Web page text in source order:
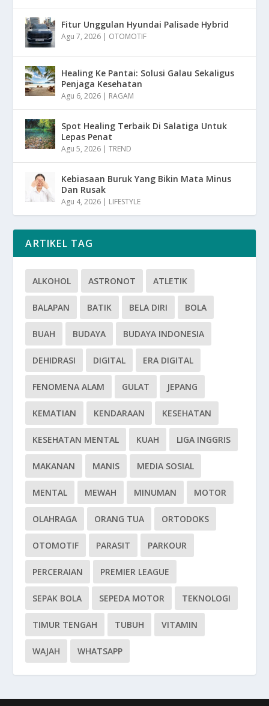
Fitur Unggulan Hyundai Palisade Hybrid
Agu 7, 2026 | OTOMOTIF
Healing Ke Pantai: Solusi Galau Sekaligus
Penjaga Kesehatan
Agu 6, 2026 | RAGAM
Spot Healing Terbaik Di Salatiga Untuk
Lepas Penat
Agu 5, 2026 |TREND
Kebiasaan Buruk Yang Bikin Mata Minus
Dan Rusak
Agu 4, 2026 | LIFESTYLE
ARTIKEL TAG
ALKOHOL ASTRONOT ATLETIK
BALAPAN BATIK BELA DIRI BOLA
BUAH BUDAYA BUDAYA INDONESIA
DEHIDRASI DIGITAL ERA DIGITAL
FENOMENA ALAM GULAT JEPANG
KEMATIAN KENDARAAN KESEHATAN
KESEHATAN MENTAL KUAH LIGA INGGRIS
MAKANAN MANIS MEDIA SOSIAL
MENTAL MEWAH MINUMAN MOTOR
OLAHRAGA ORANG TUA ORTODOKS
OTOMOTIF PARASIT PARKOUR
PERCERAIAN PREMIER LEAGUE
SEPAK BOLA SEPEDA MOTOR TEKNOLOGI
TIMUR TENGAH TUBUH VITAMIN
WAJAH WHATSAPP